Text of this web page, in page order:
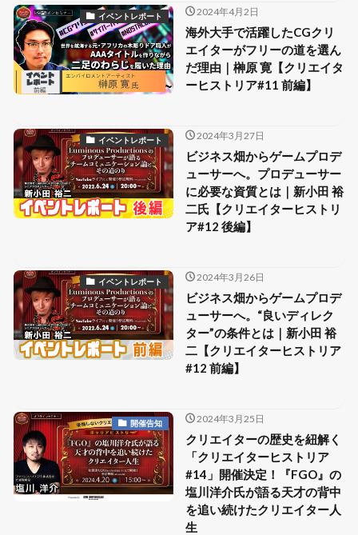
イベントレポート 2024年4月2日
海外大手で活躍したCGクリ
エイターがフリーの道を選ん
だ理由｜榊原 寛【クリエイタ
ーヒストリア#11 前編】
イベントレポート 2024年3月27日
ビジネス畑からゲームプロデ
ューサーへ。プロデューサー
に必要な資質とは｜新小田 裕
二氏【クリエイターヒストリ
ア#12 後編】
イベントレポート 2024年3月26日
ビジネス畑からゲームプロデ
ューサーへ。“良いディレク
ター”の条件とは｜新小田 裕
二【クリエイターヒストリア
#12 前編】
開催告知 2024年3月25日
クリエイターの歴史を紐解く
「クリエイターヒストリア
#14」開催決定！『FGO』の
塩川洋介氏が語る天才の背中
を追い続けたクリエイター人
生